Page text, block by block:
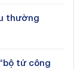
thường
tứ công